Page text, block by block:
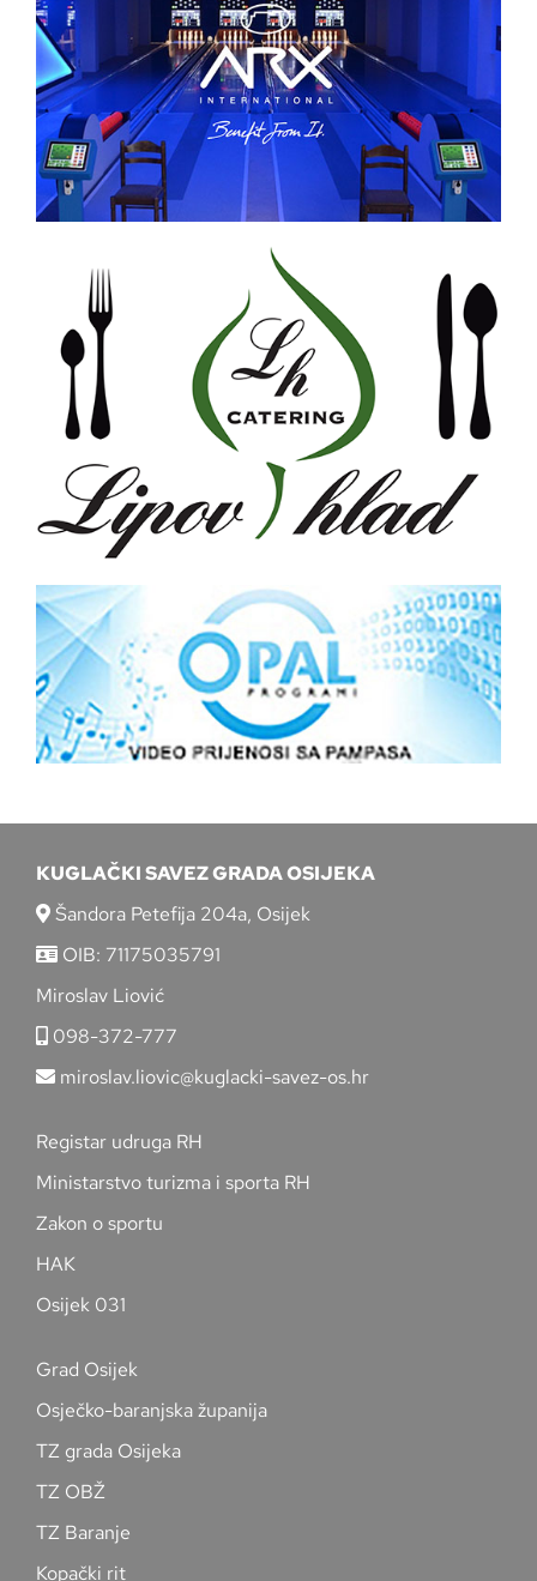
KUGLAČKI SAVEZ GRADA OSIJEKA
Šandora Petefija 204a, Osijek
OIB: 71175035791
Miroslav Liović
098-372-777
miroslav.liovic@kuglacki-savez-os.hr
Registar udruga RH
Ministarstvo turizma i sporta RH
Zakon o sportu
HAK
Osijek 031
Grad Osijek
Osječko-baranjska županija
TZ grada Osijeka
TZ OBŽ
TZ Baranje
Kopački rit